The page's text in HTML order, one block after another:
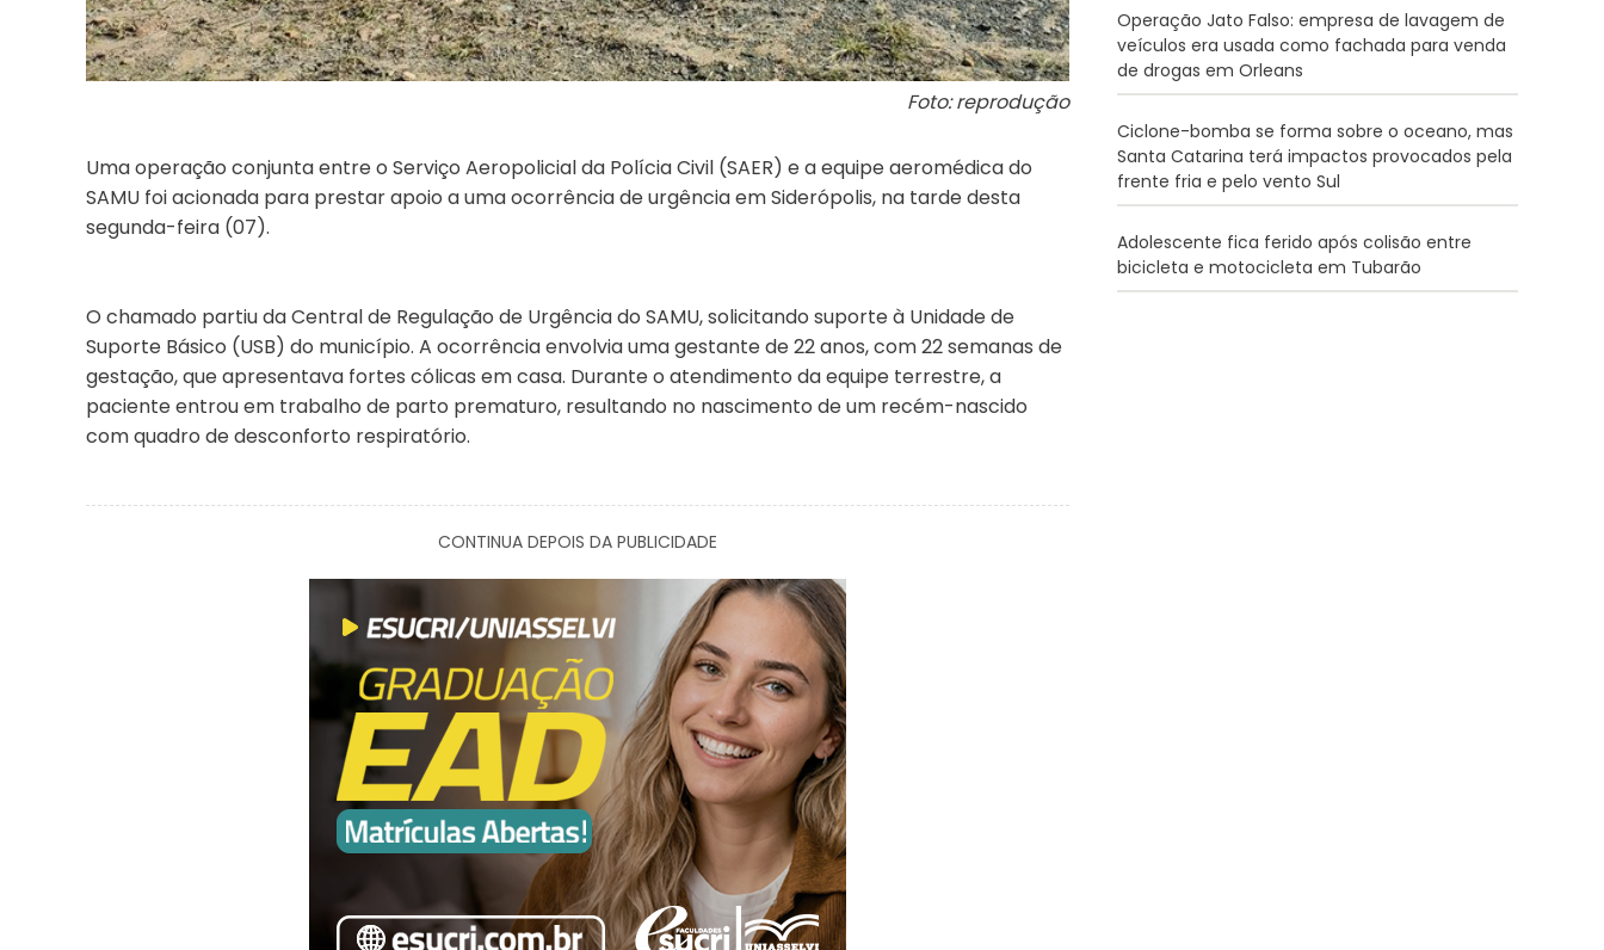
Foto: reprodução
Uma operação conjunta entre o Serviço Aeropolicial da Polícia Civil (SAER) e a equipe aeromédica do
SAMU foi acionada para prestar apoio a uma ocorrência de urgência em Siderópolis, na tarde desta
segunda-feira (07).
O chamado partiu da Central de Regulação de Urgência do SAMU, solicitando suporte à Unidade de
Suporte Básico (USB) do município. A ocorrência envolvia uma gestante de 22 anos, com 22 semanas de
gestação, que apresentava fortes cólicas em casa. Durante o atendimento da equipe terrestre, a
paciente entrou em trabalho de parto prematuro, resultando no nascimento de um recém-nascido
com quadro de desconforto respiratório.
CONTINUA DEPOIS DA PUBLICIDADE
Operação Jato Falso: empresa de lavagem de
veículos era usada como fachada para venda
de drogas em Orleans
Ciclone-bomba se forma sobre o oceano, mas
Santa Catarina terá impactos provocados pela
frente fria e pelo vento Sul
Adolescente fica ferido após colisão entre
bicicleta e motocicleta em Tubarão